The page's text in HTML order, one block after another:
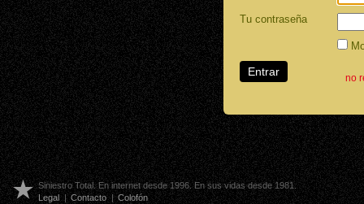
Tu contraseña
no
Siniestro Total. En internet desde 1996. En sus vidas desde 1981.
Legal | Contacto | Colofón